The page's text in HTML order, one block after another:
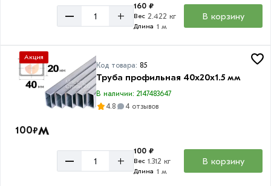
– +
160 ₽
Вес 2.422 кг
Длина 1 м
В корзину
Акция
Код товара: 85
Труба профильная 40х20х1.5 мм
В наличии: 2147483647
4.8
4 отзывов
100₽м
– +
100 ₽
Вес 1.312 кг
Длина 1 м
В корзину